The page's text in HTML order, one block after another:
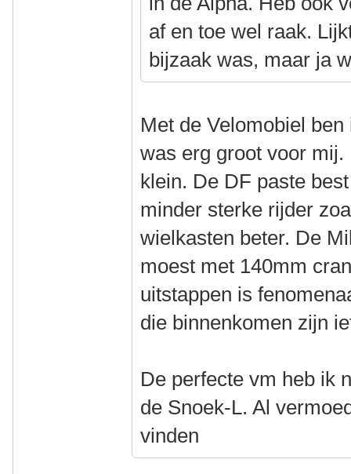
af en toe wel raak.
bijzaak was, maar ja
Met de Velomobiel
was erg groot voor
klein. De DF paste
minder sterke rijder
wielkasten beter. De
moest met 140mm
uitstappen is
die binnenkomen zijn
De perfecte vm heb ik
de Snoek-L. Al
vinden